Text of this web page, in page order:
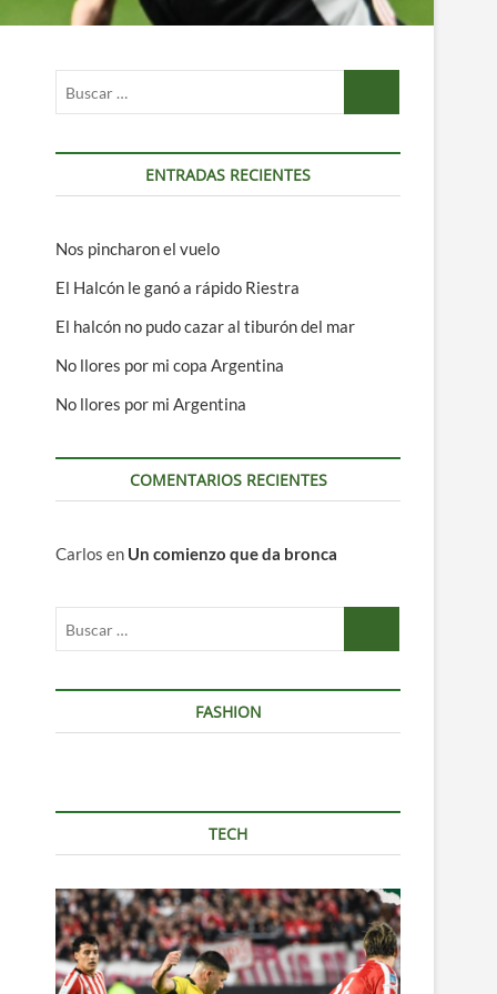
ENTRADAS RECIENTES
Nos pincharon el vuelo
El Halcón le ganó a rápido Riestra
El halcón no pudo cazar al tiburón del mar
No llores por mi copa Argentina
No llores por mi Argentina
COMENTARIOS RECIENTES
Carlos en Un comienzo que da bronca
FASHION
TECH